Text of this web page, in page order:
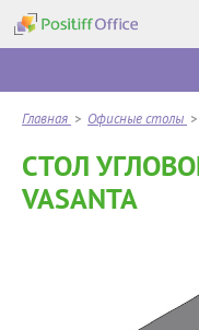
Главная > Офисные столы >
СТОЛ
VASANTA